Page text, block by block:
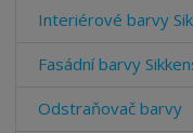
Interiérové barvy
Fasádní barvy
Odstraňovač barvy